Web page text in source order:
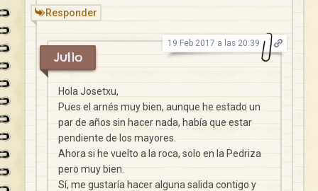
Responder
Julio
19 Feb 2017 a las 20:39
Hola Josetxu,
Pues el arnés muy bien, aunque he estado un
par de años sin hacer nada, había que estar
pendiente de los mayores.
Ahora si he vuelto a la roca, solo en la Pedriza
pero muy bien.
Sí, me gustaría hacer alguna salida contigo y